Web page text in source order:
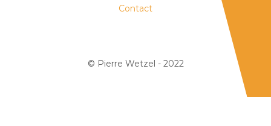
Contact
© Pierre Wetzel - 2022